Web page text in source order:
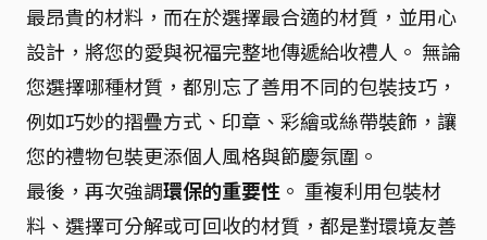
最昂貴的材料，而在於選擇最合適的材質，並用心
設計，將您的愛與祝福完整地傳遞給收禮人。 無論
您選擇哪種材質，都別忘了善用不同的包裝技巧，
例如巧妙的摺疊方式、印章、彩繪或絲帶裝飾，讓
您的禮物包裝更添個人風格與節慶氛圍。
最後，再次強調環保的重要性 。 重複利用包裝材
料、選擇可分解或可回收的材質，都是對環境友善